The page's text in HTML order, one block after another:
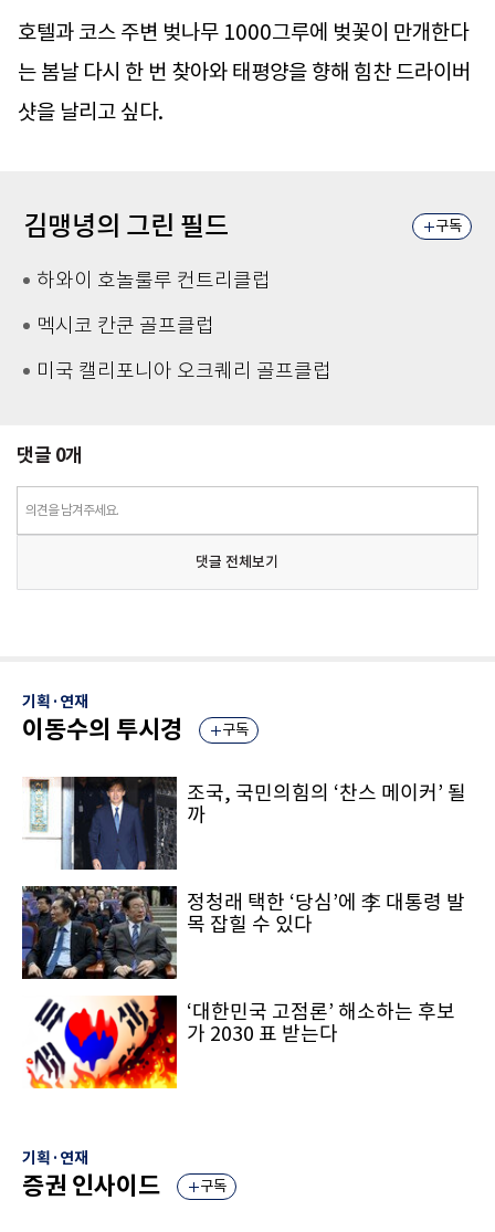
호텔과 코스 주변 벚나무 1000그루에 벚꽃이 만개한다
는 봄날 다시 한 번 찾아와 태평양을 향해 힘찬 드라이버
샷을 날리고 싶다.
김맹녕의 그린 필드 구독
하와이 호놀룰루 컨트리클럽
멕시코 칸쿤 골프클럽
미국 캘리포니아 오크퀘리 골프클럽
댓글 0개
의견을 남겨주세요.
댓글 전체보기
기획·연재
이동수의 투시경 구독
조국, 국민의힘의 ‘찬스 메이커’ 될
까
정청래 택한 ‘당심’에 李 대통령 발
목 잡힐 수 있다
‘대한민국 고점론’ 해소하는 후보
가 2030 표 받는다
기획·연재
증권 인사이드 구독